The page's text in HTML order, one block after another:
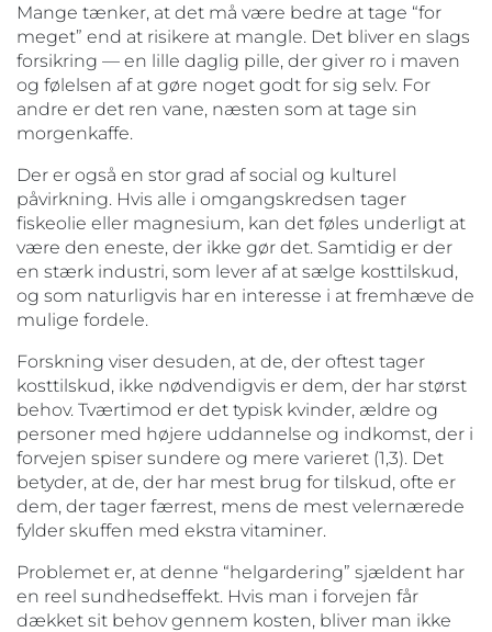
Mange tænker, at det må være bedre at tage “for
meget” end at risikere at mangle. Det bliver en slags
forsikring — en lille daglig pille, der giver ro i maven
og følelsen af at gøre noget godt for sig selv. For
andre er det ren vane, næsten som at tage sin
morgenkaffe.
Der er også en stor grad af social og kulturel
påvirkning. Hvis alle i omgangskredsen tager
fiskeolie eller magnesium, kan det føles underligt at
være den eneste, der ikke gør det. Samtidig er der
en stærk industri, som lever af at sælge kosttilskud,
og som naturligvis har en interesse i at fremhæve de
mulige fordele.
Forskning viser desuden, at de, der oftest tager
kosttilskud, ikke nødvendigvis er dem, der har størst
behov. Tværtimod er det typisk kvinder, ældre og
personer med højere uddannelse og indkomst, der i
forvejen spiser sundere og mere varieret (1,3). Det
betyder, at de, der har mest brug for tilskud, ofte er
dem, der tager færrest, mens de mest velernærede
fylder skuffen med ekstra vitaminer.
Problemet er, at denne “helgardering” sjældent har
en reel sundhedseffekt. Hvis man i forvejen får
dækket sit behov gennem kosten, bliver man ikke